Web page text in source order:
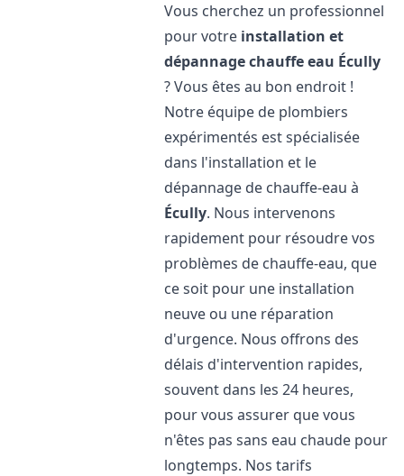
Vous cherchez un professionnel
pour votre installation et
dépannage chauffe eau Écully
? Vous êtes au bon endroit !
Notre équipe de plombiers
expérimentés est spécialisée
dans l'installation et le
dépannage de chauffe-eau à
Écully. Nous intervenons
rapidement pour résoudre vos
problèmes de chauffe-eau, que
ce soit pour une installation
neuve ou une réparation
d'urgence. Nous offrons des
délais d'intervention rapides,
souvent dans les 24 heures,
pour vous assurer que vous
n'êtes pas sans eau chaude pour
longtemps. Nos tarifs